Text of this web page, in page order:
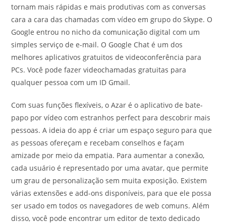
tornam mais rápidas e mais produtivas com as conversas
cara a cara das chamadas com vídeo em grupo do Skype. O
Google entrou no nicho da comunicação digital com um
simples serviço de e-mail. O Google Chat é um dos
melhores aplicativos gratuitos de videoconferência para
PCs. Você pode fazer videochamadas gratuitas para
qualquer pessoa com um ID Gmail.
Com suas funções flexíveis, o Azar é o aplicativo de bate-
papo por vídeo com estranhos perfect para descobrir mais
pessoas. A ideia do app é criar um espaço seguro para que
as pessoas ofereçam e recebam conselhos e façam
amizade por meio da empatia. Para aumentar a conexão,
cada usuário é representado por uma avatar, que permite
um grau de personalização sem muita exposição. Existem
várias extensões e add-ons disponíveis, para que ele possa
ser usado em todos os navegadores de web comuns. Além
disso, você pode encontrar um editor de texto dedicado